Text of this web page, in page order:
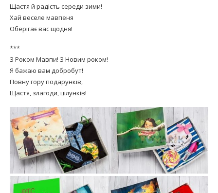
Щастя й радість середи зими!
Хай веселе мавпеня
Оберігає вас щодня!
***
З Роком Мавпи! З Новим роком!
Я бажаю вам добробут!
Повну гору подарунків,
Щастя, злагоди, цілунків!